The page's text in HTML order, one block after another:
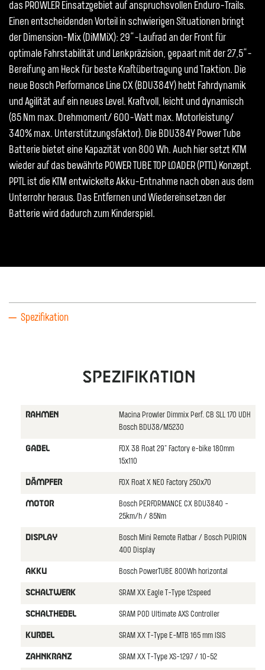
das PROWLER Einsatzgebiet auf anspruchsvollen Enduro-Trails.
Einen entscheidenden Vorteil in schwierigen Situationen bringt
der Dimension-Mix (DiMMiX): 29“-Laufrad an der Front für
optimale Fahrstabilität und Lenkpräzision, gepaart mit der 27,5“-
Bereifung am Heck für beste Kraftübertragung und Traktion. Die
neue Bosch Performance Line CX (BDU384Y) hebt Fahrdynamik
und Agilität auf ein neues Level. Kraftvoll, leicht und dynamisch
(85 Nm max. Drehmoment/ 600-Watt max. Motorleistung/
340% max. Unterstützungsfaktor). Die BDU384Y Power Tube
Batterie bietet eine Kapazität von 800 Wh. Auch hier setzt KTM
wieder auf das bewährte POWER TUBE TOP LOADER (PTTL) Konzept.
PPTL ist die KTM entwickelte Akku-Entnahme nach oben aus dem
Unterrohr heraus. Das Entfernen und Wiedereinsetzen der
Batterie wird dadurch zum Kinderspiel.
Spezifikation
Spezifikation
RAHMEN
Macina Prowler Dimmix Perf. CB SLL 170 UDH
Bosch BDU38/M5230
GABEL
FOX 38 Float 29" Factory e-bike 180mm
15x110
DäMPFER FOX Float X NEO Factory 250x70
MOTOR
Bosch PERFORMANCE CX BDU3840 -
25km/h / 85Nm
DISPLAY
Bosch Mini Remote Flatbar / Bosch PURION
400 Display
AKKU Bosch PowerTUBE 800Wh horizontal
SCHALTWERK SRAM XX Eagle T-Type 12speed
SCHALTHEBEL SRAM POD Ultimate AXS Controller
KURBEL SRAM XX T-Type E-MTB 165 mm ISIS
ZAHNKRANZ SRAM XX T-Type XS-1297 / 10-52